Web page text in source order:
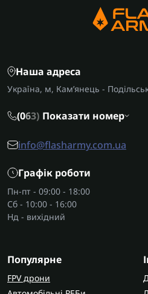
Наша адреса
Україна, м, Кам’янець -
(063) Показати номер
info@flasharmy.com.ua
Графік роботи
Пн-пт - 09:00 - 18:00
Сб - 10:00 - 16:00
Нд - вихідний
Популярне
FPV дрони